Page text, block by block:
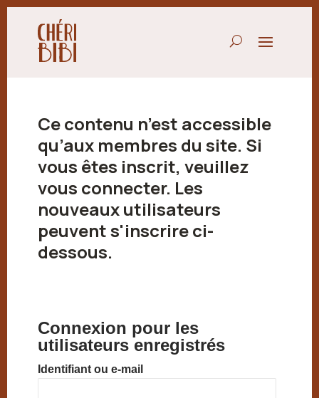
Ce contenu n’est accessible
qu’aux membres du site. Si
vous êtes inscrit, veuillez
vous connecter. Les
nouveaux utilisateurs
peuvent s'inscrire ci-
dessous.
Connexion pour les
utilisateurs enregistrés
Identifiant ou e-mail